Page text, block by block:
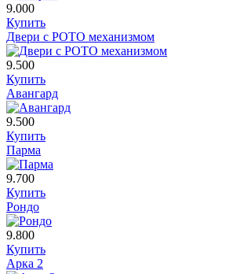
9.000
Купить
Двери с РОТО механизмом
9.500
Купить
Авангард
9.500
Купить
Парма
9.700
Купить
Рондо
9.800
Купить
Арка 2